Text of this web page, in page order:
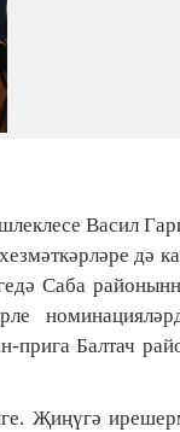
Васил
дә
Саба
прига Балтач
Җиңүгә